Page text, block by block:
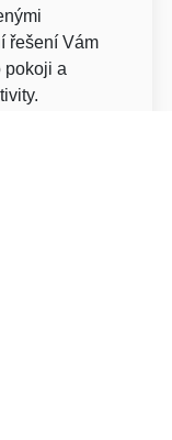
řešení Vám
pokoji a